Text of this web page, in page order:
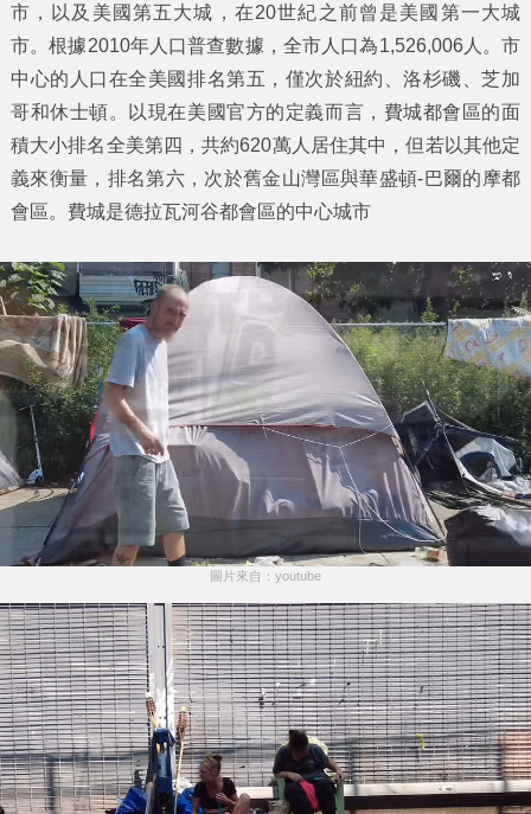
市，以及美國第五大城，在20世紀之前曾是美國第一大城
市。根據2010年人口普查數據，全市人口為1,526,006人。市
中心的人口在全美國排名第五，僅次於紐約、洛杉磯、芝加
哥和休士頓。以現在美國官方的定義而言，費城都會區的面
積大小排名全美第四，共約620萬人居住其中，但若以其他定
義來衡量，排名第六，次於舊金山灣區與華盛頓-巴爾的摩都
會區。費城是德拉瓦河谷都會區的中心城市
圖片來自：youtube